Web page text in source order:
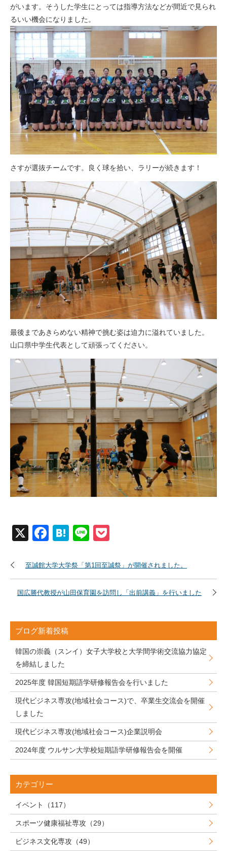
がいます。そうした学生にとっては指導方法などが間近で見られ
るいい機会になりました。
さすが選抜チームです。良く球を拾い、ラリーが続きます！
最後まであきらめない精神で挑む姿は迫力に溢れていました。
山口県中学生代表として頑張ってください。
X Facebook
Hatena
Line
至誠館大学大学祭「第1回至誠祭」が開催されました。
国広勝代教授が山田保育園を訪問し「出前講義」を行いました
ブログ新着投稿
韓国の崇義（スンイ）女子大学校と大学間学術交流協力協定
を締結しました
2025年度 韓国短期語学研修報告会を行いました
現代ビジネス専攻(地域社会コース)で、卒業生交流会を開催
しました
現代ビジネス専攻(地域社会コース)企業説明会
2024年度 ウルサン大学校短期語学研修報告会を開催
カテゴリー
イベント（117）
スポーツ健康福祉専攻（29）
ビジネス文化専攻（49）